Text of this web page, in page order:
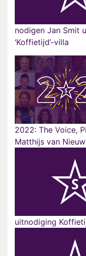
nodigen Jan Smit
‘Koffietijd’-villa
2022: The Voice,
Matthijs van
uitnodiging